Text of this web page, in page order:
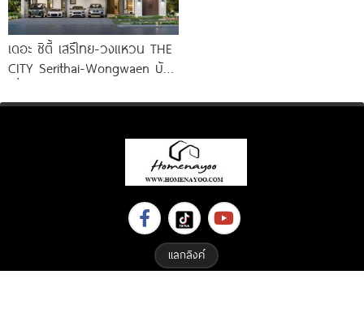
เดอะ ซิตี้ เสรีไทย-วงแหวน THE
CITY Serithai-Wongwaen บ้าน
แลกลิงค์